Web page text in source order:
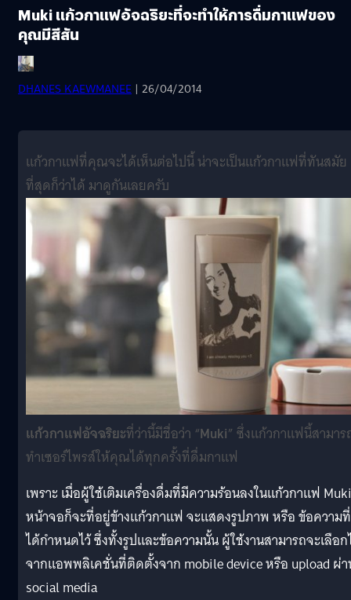
Muki แก้วกาแฟอัจฉริยะที่จะทำให้การดื่มกาแฟของ
คุณมีสีสัน
DHANES KAEWMANEE | 26/04/2014
แก้วกาแฟที่คุณจะได้เห็นต่อไปนี้ น่าจะเป็นแก้วกาแฟที่ทันสมัย
ที่สุดก็ว่าได้ มาดูกันเลยครับ
แก้วกาแฟอัจฉริยะที่ว่านี้มีชื่อว่า “Muki” ซึ่งแก้วกาแฟนี้สามาร
ทำเซอร์ไพรส์ให้คุณได้ทุกครั้งที่ดื่มกาแฟ
เพราะ เมื่อผู้ใช้เติมเครื่องดื่มที่มีความร้อนลงในแก้วกาแฟ
หน้าจอก็จะที่อยู่ข้างแก้วกาแฟ จะแสดงรูปภาพ หรือ ข้อความที่
ได้กำหนดไว้ ซึ่งทั้งรูปและข้อความนั้น ผู้ใช้งานสามารถจะเลือ
จากแอพพลิเคชั่นที่ติดตั้งจาก mobile device หรือ upload ผ่
social media